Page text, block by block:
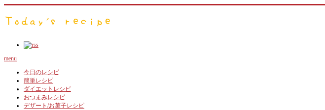
menu
今日のレシピ
簡単レシピ
ダイエットレシピ
おつまみレシピ
デザート/お菓子レシピ